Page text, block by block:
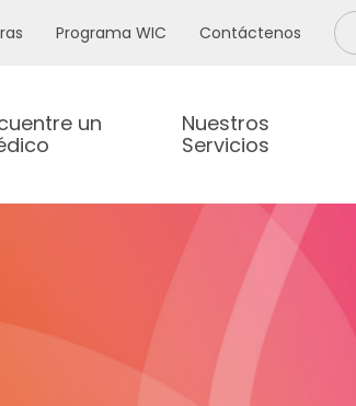
Programa WIC Contáctenos
un
Nuestros
Servicios